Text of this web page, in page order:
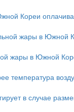
Кореи
жары в Южной
жары в Южной
температура
в случае